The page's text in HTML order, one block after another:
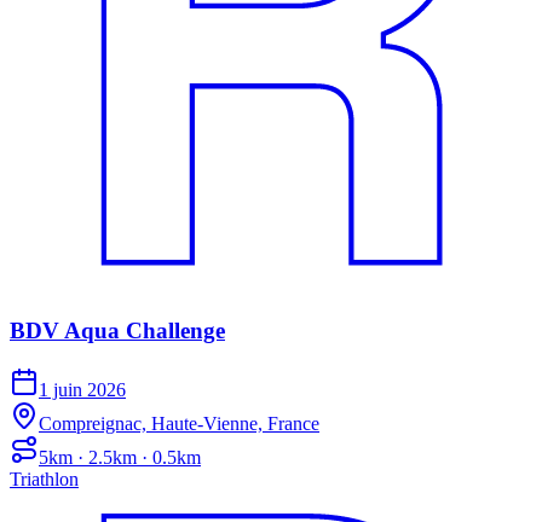
BDV Aqua Challenge
1 juin 2026
Compreignac, Haute-Vienne, France
5km · 2.5km · 0.5km
Triathlon